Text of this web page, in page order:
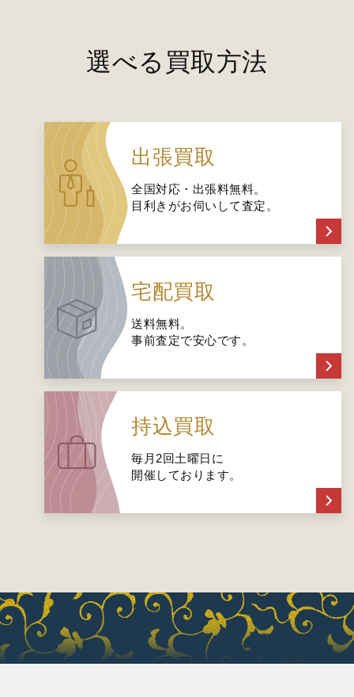
選べる買取方法
出張買取
全国対応・出張料無料。
目利きがお伺いして査定。
宅配買取
送料無料。
事前査定で安心です。
持込買取
毎月2回土曜日に
開催しております。